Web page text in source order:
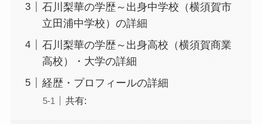
石川梨華の学歴～出身中学校（横須賀市
立田浦中学校）の詳細
石川梨華の学歴～出身高校（横須賀商業
高校）・大学の詳細
経歴・プロフィールの詳細
共有: